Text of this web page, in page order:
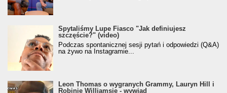
Spytaliśmy Lupe Fiasco "Jak definiujesz
szczęście?" (video)
Podczas spontanicznej sesji pytań i odpowiedzi (Q&A)
na żywo na Instagramie...
Leon Thomas o wygranych Grammy, Lauryn Hill i
Robinie Williamsie - wywiad